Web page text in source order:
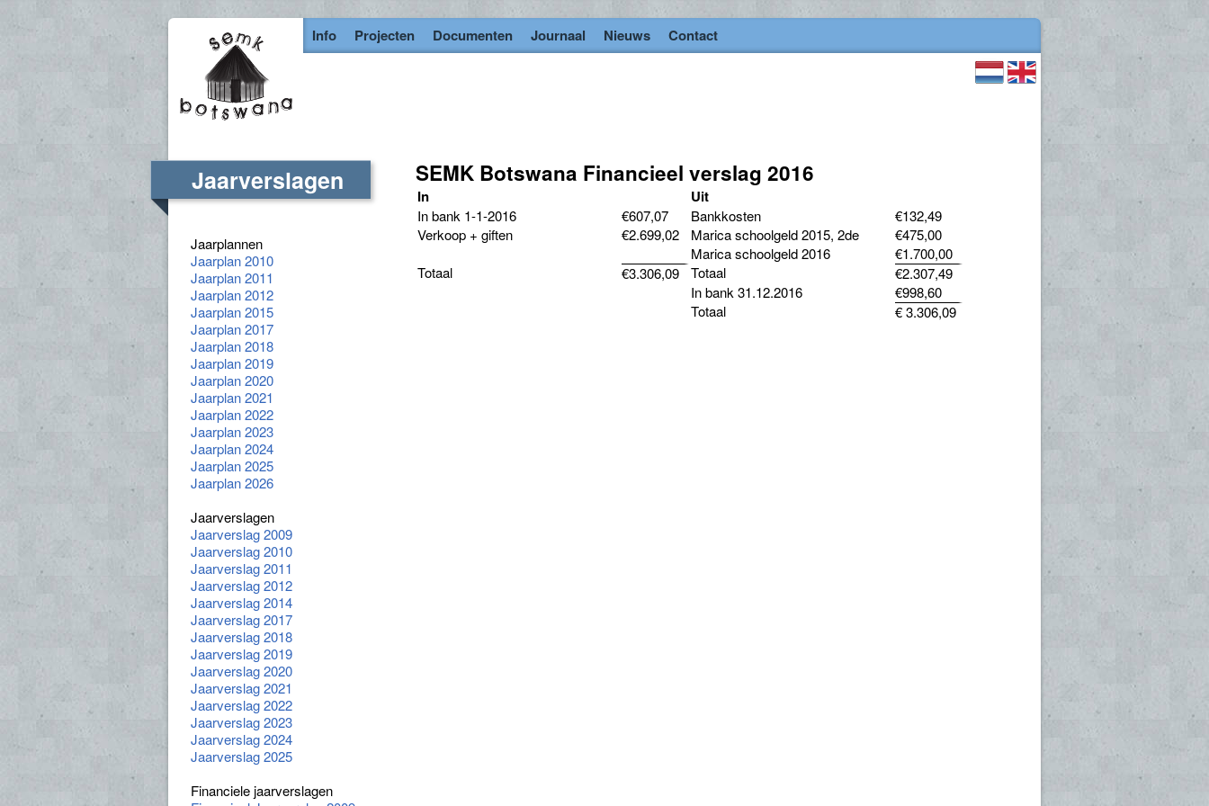
Info Projecten Documenten Journaal Nieuws Contact
Jaarverslagen
Jaarplannen
Jaarplan 2010
Jaarplan 2011
Jaarplan 2012
Jaarplan 2015
Jaarplan 2017
Jaarplan 2018
Jaarplan 2019
Jaarplan 2020
Jaarplan 2021
Jaarplan 2022
Jaarplan 2023
Jaarplan 2024
Jaarplan 2025
Jaarplan 2026
Jaarverslagen
Jaarverslag 2009
Jaarverslag 2010
Jaarverslag 2011
Jaarverslag 2012
Jaarverslag 2014
Jaarverslag 2017
Jaarverslag 2018
Jaarverslag 2019
Jaarverslag 2020
Jaarverslag 2021
Jaarverslag 2022
Jaarverslag 2023
Jaarverslag 2024
Jaarverslag 2025
Financiele jaarverslagen
SEMK Botswana Financieel verslag 2016
In Uit
In bank 1-1-2016 €607,07 Bankkosten
€132,49
Verkoop + giften
€2.699,02 Marica schoolgeld 2015, 2de
€475,00
Marica schoolgeld 2016
€1.700,00
Totaal
€3.306,09 Totaal
€2.307,49
In bank 31.12.2016
€998,60
Totaal
€ 3.306,09